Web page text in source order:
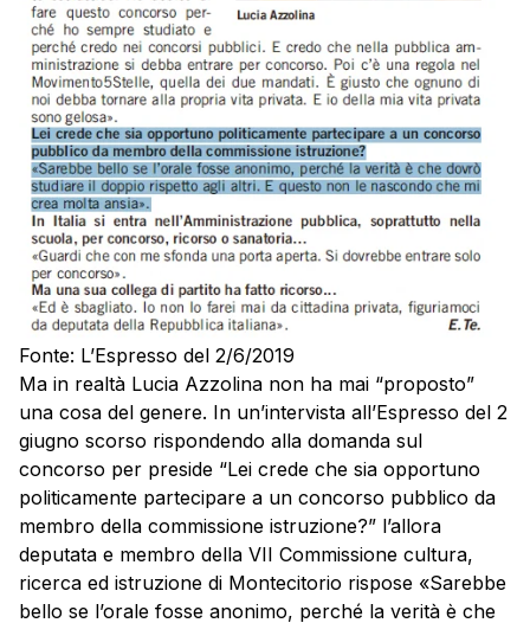
Fonte: L’Espresso del 2/6/2019
Ma in realtà Lucia Azzolina non ha mai “proposto”
una cosa del genere. In un’intervista all’Espresso del 2
giugno scorso rispondendo alla domanda sul
concorso per preside “Lei crede che sia opportuno
politicamente partecipare a un concorso pubblico da
membro della commissione istruzione?” l’allora
deputata e membro della VII Commissione cultura,
ricerca ed istruzione di Montecitorio rispose «Sarebbe
bello se l’orale fosse anonimo, perché la verità è che